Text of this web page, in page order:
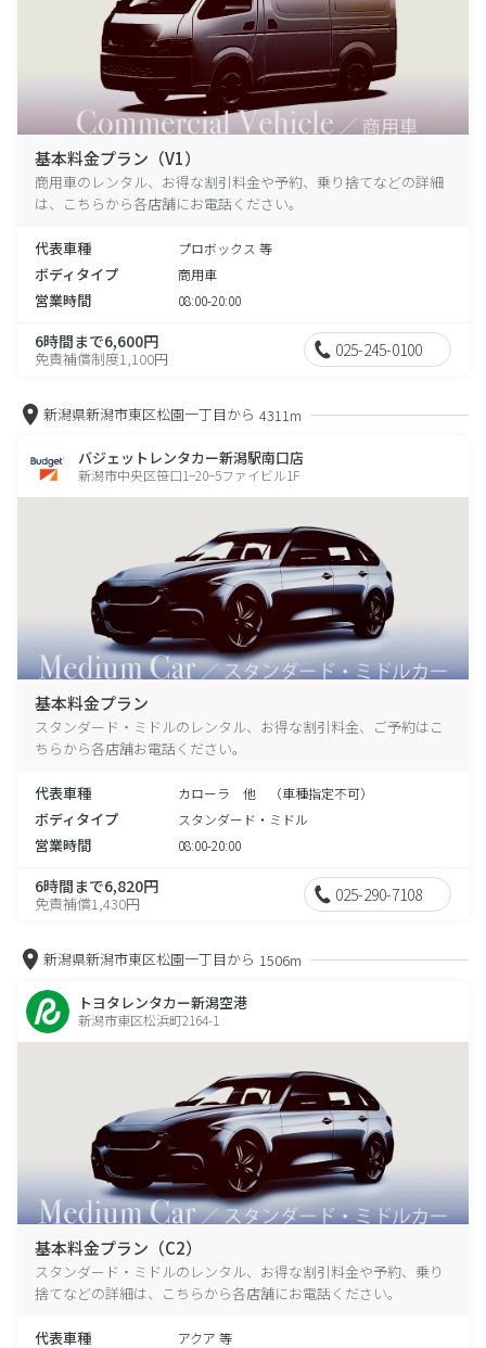
基本料金プラン（V1）
商用車のレンタル、お得な割引料金や予約、乗り捨てなどの詳細
は、こちらから各店舗にお電話ください。
代表車種 プロボックス 等
ボディタイプ 商用車
営業時間 08:00-20:00
6時間まで6,600円
免責補償制度1,100円 025-245-0100
新潟県新潟市東区松園一丁目から 4311m
バジェットレンタカー新潟駅南口店
新潟市中央区笹口1−20−5ファイビル1F
基本料金プラン
スタンダード・ミドルのレンタル、お得な割引料金、ご予約はこ
ちらから各店舗お電話ください。
代表車種 カローラ 他 （車種指定不可）
ボディタイプ スタンダード・ミドル
営業時間 08:00-20:00
6時間まで6,820円
免責補償1,430円 025-290-7108
新潟県新潟市東区松園一丁目から 1506m
トヨタレンタカー新潟空港
新潟市東区松浜町2164-1
基本料金プラン（C2）
スタンダード・ミドルのレンタル、お得な割引料金や予約、乗り
捨てなどの詳細は、こちらから各店舗にお電話ください。
代表車種 アクア 等